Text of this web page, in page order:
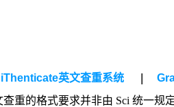
iThenticate英文查重系统
重的格式要求并非由 Sci 统一